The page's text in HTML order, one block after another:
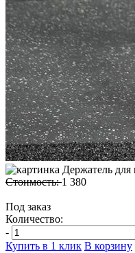
Стоимость:1 380
Под заказ
Количество:
-
Купить в 1 клик В корзину